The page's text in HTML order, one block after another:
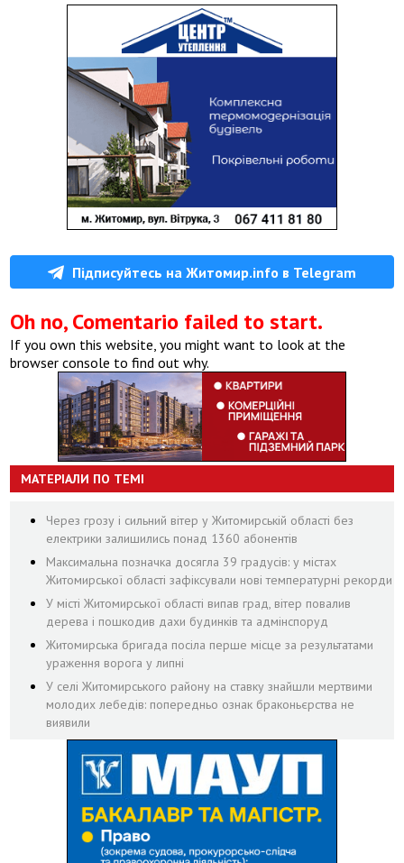
Підписуйтесь на Житомир.info в Telegram
Oh no, Comentario failed to start.
If you own this website, you might want to look at the
browser console to find out why.
МАТЕРІАЛИ ПО ТЕМІ
Через грозу і сильний вітер у Житомирській області без
електрики залишились понад 1360 абонентів
Максимальна позначка досягла 39 градусів: у містах
Житомирської області зафіксували нові температурні рекорди
У місті Житомирської області випав град, вітер повалив
дерева і пошкодив дахи будинків та адмінспоруд
Житомирська бригада посіла перше місце за результатами
ураження ворога у липні
У селі Житомирського району на ставку знайшли мертвими
молодих лебедів: попередньо ознак браконьєрства не
виявили